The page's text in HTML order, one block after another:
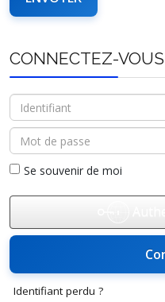
CONNECTEZ-VOUS
Identifiant
Mot de passe
Se souvenir de moi
Identifiant perdu ?